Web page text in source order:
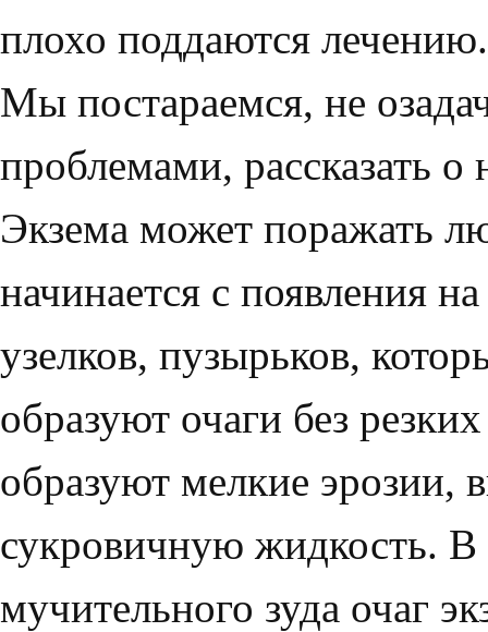
плохо поддаются лечению.
Мы постараемся, не
проблемами, рас­сказать
Экзема может поражать
начинается с по­явления
узелков, пузырьков,
образуют очаги без
об­разуют мелкие
сукровичную жидкость. В
мучительного зуда очаг